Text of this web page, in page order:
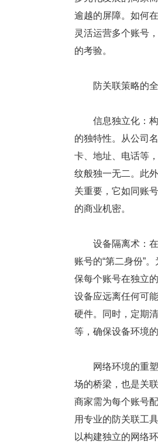
逾越的屏障。如何
灵活运营多个账号
的考验。
防关联策略的全
信息独立化：构
的独特性。从公司
卡、地址、电话等
纹般独一无二。此
关重要，它如同账
的商业机密。
设备隔离术：在
账号的“第二身份”
保每个账号在独立
设备应远离任何可
硬件。同时，定期
等，确保设备环境的
网络环境的重塑
场的桥梁，也是关
商家需为每个账号
用专业的防关联工
以构建独立的网络